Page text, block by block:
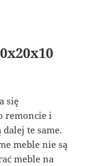
się
remoncie i
te same.
meble nie są
meble na